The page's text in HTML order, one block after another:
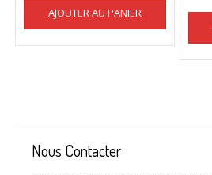
AJOUTER AU PANIER
Nous Contacter